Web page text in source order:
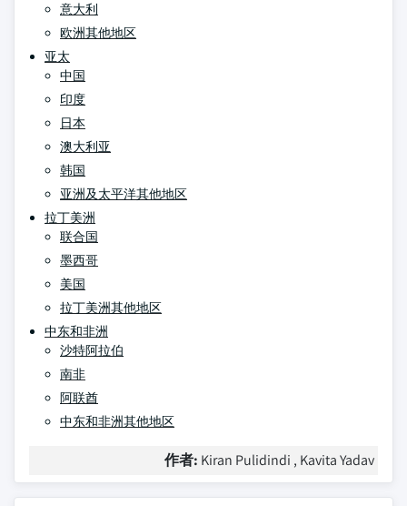
意大利
欧洲其他地区
亚太
中国
印度
日本
澳大利亚
韩国
亚洲及太平洋其他地区
拉丁美洲
联合国
墨西哥
美国
拉丁美洲其他地区
中东和非洲
沙特阿拉伯
南非
阿联酋
中东和非洲其他地区
作者: Kiran Pulidindi , Kavita Yadav